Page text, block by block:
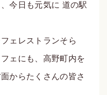
今日も元気に 道の駅
ェレストランそら
ェにも、高野町内を
からたくさんの皆さ